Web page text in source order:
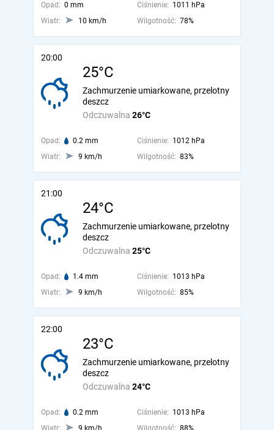
Opad: 0 mm Ciśnienie: 1011 hPa
Wiatr:
10 km/h Wilgotność: 78%
20:00
25°C
Odczuwalna 26°C
Zachmurzenie umiarkowane, przelotny
deszcz
Opad: 0.2 mm Ciśnienie: 1012 hPa
Wiatr:
9 km/h Wilgotność: 83%
21:00
24°C
Odczuwalna 25°C
Zachmurzenie umiarkowane, przelotny
deszcz
Opad: 1.4 mm Ciśnienie: 1013 hPa
Wiatr:
9 km/h Wilgotność: 85%
22:00
23°C
Odczuwalna 24°C
Zachmurzenie umiarkowane, przelotny
deszcz
Opad: 0.2 mm Ciśnienie: 1013 hPa
Wiatr:
9 km/h Wilgotność: 88%